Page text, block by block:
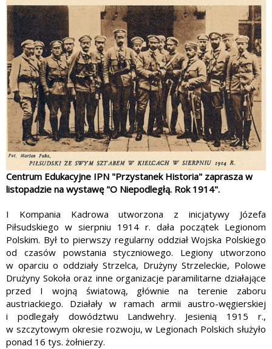
Centrum Edukacyjne IPN "Przystanek Historia" zaprasza w
listopadzie na wystawę "O Niepodległą. Rok 1914".
I Kompania Kadrowa utworzona z inicjatywy Józefa
Piłsudskiego w sierpniu 1914 r. dała początek Legionom
Polskim. Był to pierwszy regularny oddział Wojska Polskiego
od czasów powstania styczniowego. Legiony utworzono
w oparciu o oddziały Strzelca, Drużyny Strzeleckie, Polowe
Drużyny Sokoła oraz inne organizacje paramilitarne działające
przed I wojną światową, głównie na terenie zaboru
austriackiego. Działały w ramach armii austro-węgierskiej
i podlegały dowództwu Landwehry. Jesienią 1915 r.,
w szczytowym okresie rozwoju, w Legionach Polskich służyło
ponad 16 tys. żołnierzy.